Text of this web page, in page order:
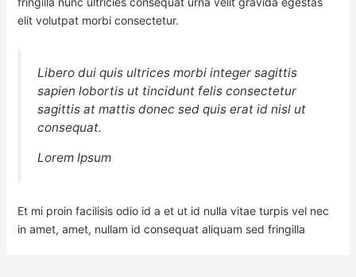
elit volutpat morbi consectetur.
Libero dui quis ultrices morbi integer sagittis
sapien lobortis ut tincidunt felis consectetur
sagittis at mattis donec sed quis erat id nisl ut
consequat.
Lorem Ipsum
Et mi proin facilisis odio id a et ut id nulla vitae turpis vel nec
in amet, amet, nullam id consequat aliquam sed fringilla